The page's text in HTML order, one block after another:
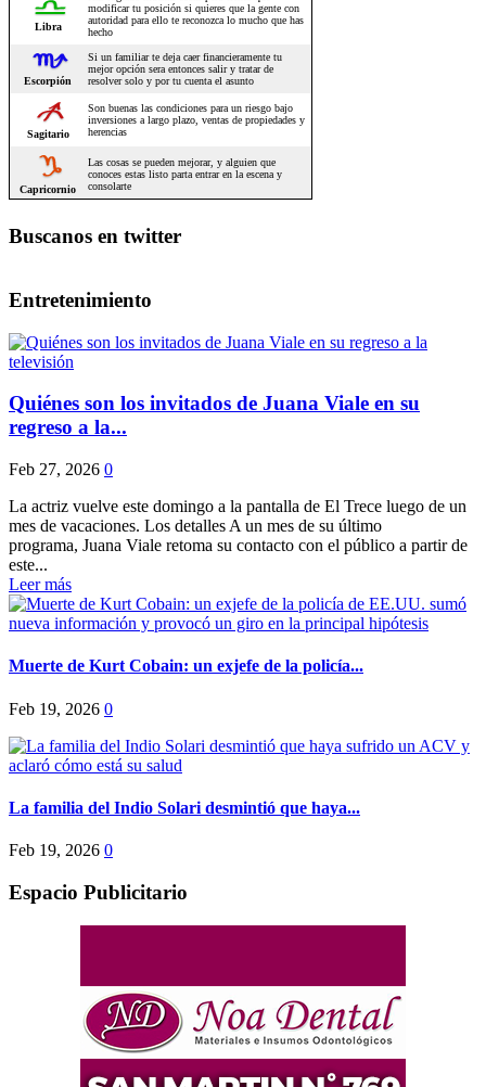
Buscanos en twitter
Entretenimiento
Quiénes son los invitados de Juana Viale en su
regreso a la...
Feb 27, 2026 0
La actriz vuelve este domingo a la pantalla de El Trece luego de un
mes de vacaciones. Los detalles A un mes de su último
programa, Juana Viale retoma su contacto con el público a partir de
este...
Leer más
Muerte de Kurt Cobain: un exjefe de la policía...
Feb 19, 2026 0
La familia del Indio Solari desmintió que haya...
Feb 19, 2026 0
Espacio Publicitario